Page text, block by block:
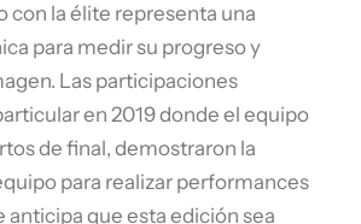
la élite representa una
para medir su progreso y
Las participaciones
en 2019 donde el equipo
de final, demostraron la
para realizar performances
anticipa que esta edición sea